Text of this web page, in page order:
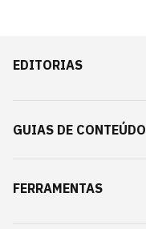
EDITORIAS
GUIAS DE CONTEÚDO
FERRAMENTAS